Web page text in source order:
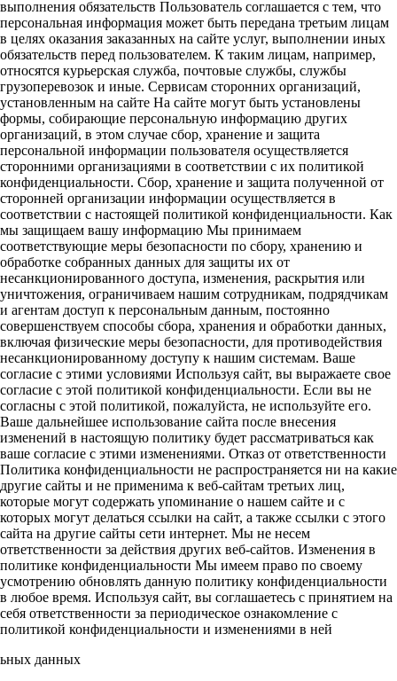
выполнения обязательств Пользователь соглашается с тем, что
персональная информация может быть передана третьим лицам
в целях оказания заказанных на сайте услуг, выполнении иных
обязательств перед пользователем. К таким лицам, например,
относятся курьерская служба, почтовые службы, службы
грузоперевозок и иные. Сервисам сторонних организаций,
установленным на сайте На сайте могут быть установлены
формы, собирающие персональную информацию других
организаций, в этом случае сбор, хранение и защита
персональной информации пользователя осуществляется
сторонними организациями в соответствии с их политикой
конфиденциальности. Сбор, хранение и защита полученной от
сторонней организации информации осуществляется в
соответствии с настоящей политикой конфиденциальности. Как
мы защищаем вашу информацию Мы принимаем
соответствующие меры безопасности по сбору, хранению и
обработке собранных данных для защиты их от
несанкционированного доступа, изменения, раскрытия или
уничтожения, ограничиваем нашим сотрудникам, подрядчикам
и агентам доступ к персональным данным, постоянно
совершенствуем способы сбора, хранения и обработки данных,
включая физические меры безопасности, для противодействия
несанкционированному доступу к нашим системам. Ваше
согласие с этими условиями Используя сайт, вы выражаете свое
согласие с этой политикой конфиденциальности. Если вы не
согласны с этой политикой, пожалуйста, не используйте его.
Ваше дальнейшее использование сайта после внесения
изменений в настоящую политику будет рассматриваться как
ваше согласие с этими изменениями. Отказ от ответственности
Политика конфиденциальности не распространяется ни на какие
другие сайты и не применима к веб-сайтам третьих лиц,
которые могут содержать упоминание о нашем сайте и с
которых могут делаться ссылки на сайт, а также ссылки с этого
сайта на другие сайты сети интернет. Мы не несем
ответственности за действия других веб-сайтов. Изменения в
политике конфиденциальности Мы имеем право по своему
усмотрению обновлять данную политику конфиденциальности
в любое время. Используя сайт, вы соглашаетесь с принятием на
себя ответственности за периодическое ознакомление с
политикой конфиденциальности и изменениями в ней
данных